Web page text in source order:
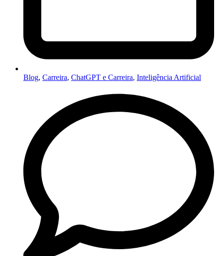
Blog, Carreira, ChatGPT e Carreira, Inteligência Artificial